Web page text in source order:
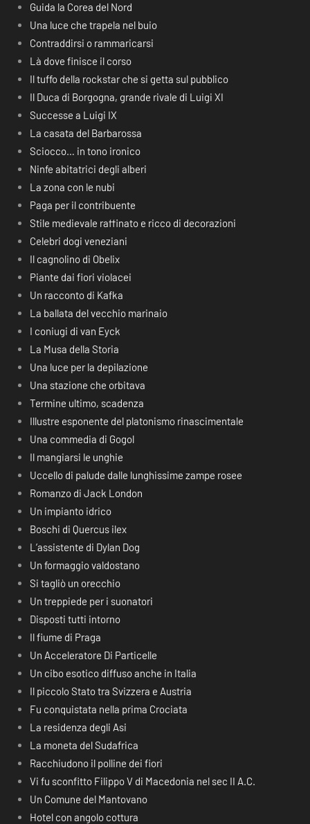
Guida la Corea del Nord
Una luce che trapela nel buio
Contraddirsi o rammaricarsi
Là dove finisce il corso
Il tuffo della rockstar che si getta sul pubblico
Il Duca di Borgogna, grande rivale di Luigi XI
Successe a Luigi IX
La casata del Barbarossa
Sciocco… in tono ironico
Ninfe abitatrici degli alberi
La zona con le nubi
Paga per il contribuente
Stile medievale raffinato e ricco di decorazioni
Celebri dogi veneziani
Il cagnolino di Obelix
Piante dai fiori violacei
Un racconto di Kafka
La ballata del vecchio marinaio
I coniugi di van Eyck
La Musa della Storia
Una luce per la depilazione
Una stazione che orbitava
Termine ultimo, scadenza
Illustre esponente del platonismo rinascimentale
Una commedia di Gogol
Il mangiarsi le unghie
Uccello di palude dalle lunghissime zampe rosee
Romanzo di Jack London
Un impianto idrico
Boschi di Quercus ilex
L’assistente di Dylan Dog
Un formaggio valdostano
Si tagliò un orecchio
Un treppiede per i suonatori
Disposti tutti intorno
Il fiume di Praga
Un Acceleratore Di Particelle
Un cibo esotico diffuso anche in Italia
Il piccolo Stato tra Svizzera e Austria
Fu conquistata nella prima Crociata
La residenza degli Asi
La moneta del Sudafrica
Racchiudono il polline dei fiori
Vi fu sconfitto Filippo V di Macedonia nel sec II A.C.
Un Comune del Mantovano
Hotel con angolo cottura